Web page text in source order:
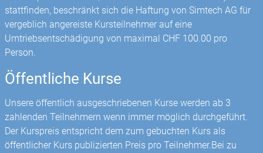
stattfinden, beschränkt sich die Haftung von Simtech AG für
vergeblich angereiste Kursteilnehmer auf eine
Umtriebsentschädigung von maximal CHF 100.00 pro
Person.
Öffentliche Kurse
Unsere öffentlich ausgeschriebenen Kurse werden ab 3
zahlenden Teilnehmern wenn immer möglich durchgeführt.
Der Kurspreis entspricht dem zum gebuchten Kurs als
öffentlicher Kurs publizierten Preis pro Teilnehmer.Bei zu